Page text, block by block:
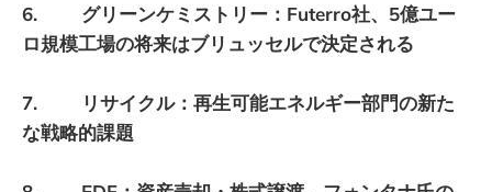
6. グリーンケミストリー：Futerro社、5億ユー
ロ規模工場の将来はブリュッセルで決定される
7. リサイクル：再生可能エネルギー部門の新た
な戦略的課題